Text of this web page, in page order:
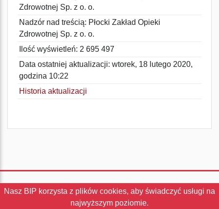
Zdrowotnej Sp. z o. o.
Nadzór nad treścią: Płocki Zakład Opieki
Zdrowotnej Sp. z o. o.
Ilość wyświetleń: 2 695 497
Data ostatniej aktualizacji: wtorek, 18 lutego 2020,
godzina 10:22
Historia aktualizacji
Instrukcja|Redakcja|Statystyki
Nasz BIP korzysta z plików cookies, aby świadczyć usługi na
najwyższym poziomie.